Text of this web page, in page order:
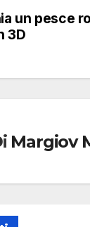
un pesce
3D
Margiov